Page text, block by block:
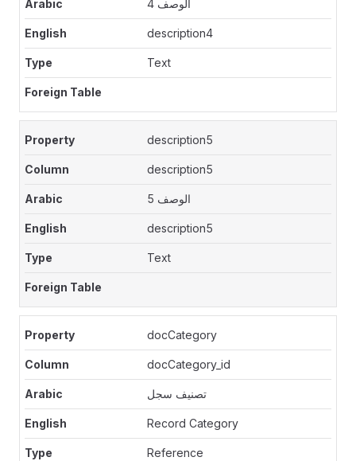
الوصف 4
description4
Text
description5
description5
الوصف 5
description5
Text
docCategory
docCategory_id
تصنيف سجل
Record Category
Reference